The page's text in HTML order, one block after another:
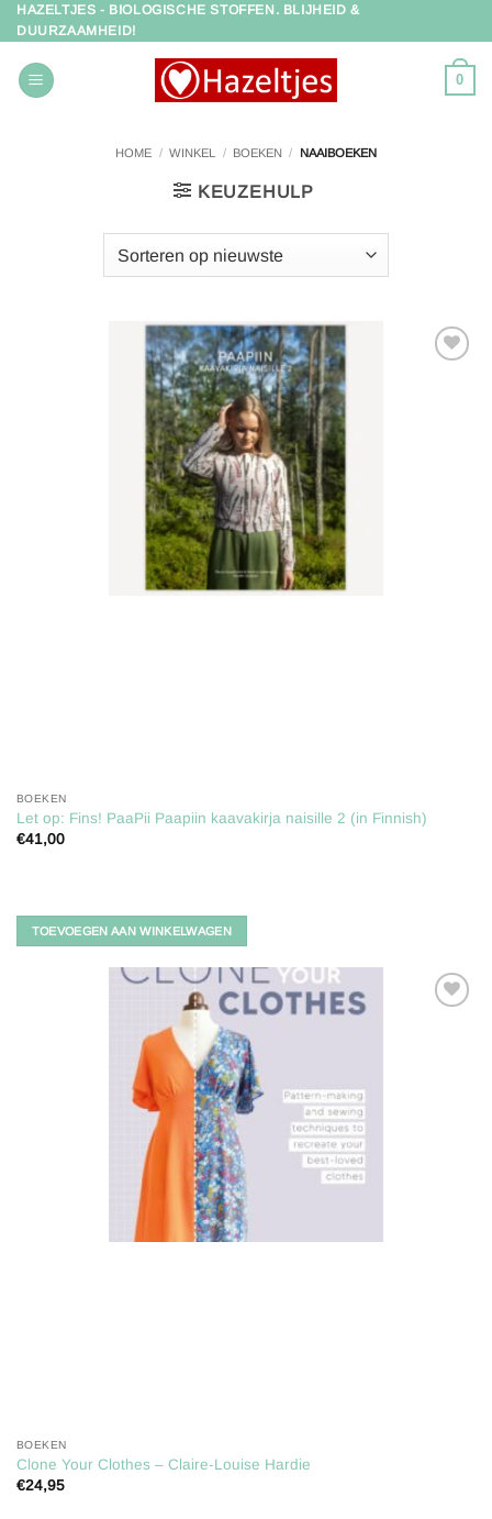
Ga
naar
inhoud
HAZELTJES - BIOLOGISCHE STOFFEN. BLIJHEID &
DUURZAAMHEID!
0
HOME / WINKEL / BOEKEN / NAAIBOEKEN
KEUZEHULP
BOEKEN
Let op: Fins! PaaPii Paapiin kaavakirja naisille 2 (in Finnish)
€41,00
TOEVOEGEN AAN WINKELWAGEN
BOEKEN
Clone Your Clothes – Claire-Louise Hardie
€24,95